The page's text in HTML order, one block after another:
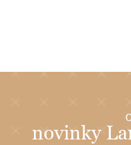
novinky